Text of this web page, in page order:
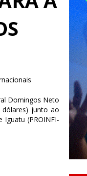
Domingos Neto
dólares) junto ao
(PROINFI-